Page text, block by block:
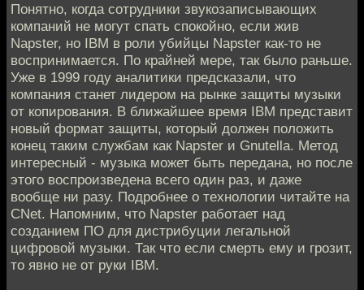
Понятно, когда сотрудники звукозаписывающих
компаний не могут спать спокойно, если жив
Napster, но IBM в роли убийцы Napster как-то не
воспринимается. По крайней мере, так было раньше.
Уже в 1999 году аналитики предсказали, что
компания станет лидером на рынке защиты музыки
от копирования. В ближайшее время IBM представит
новый формат защиты, который должен положить
конец таким службам как Napster и Gnutella. Метод
интересный - музыка может быть передана, но после
этого воспроизведена всего один раз, и даже
вообще ни разу. Подробнее о технологии читайте на
CNet. Напомним, что Napster работает над
созданием ПО для дистрибуции легальной
цифровой музыки. Так что если смерть ему и грозит,
то явно не от руки IBM.